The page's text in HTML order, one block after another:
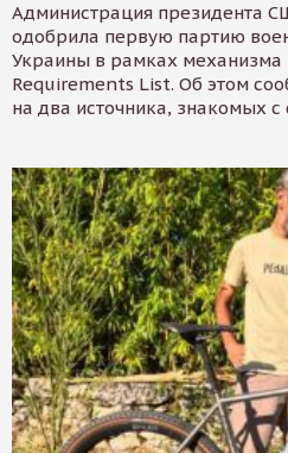
Администрация президента
одобрила первую партию
Украины в рамках
Requirements List. Об этом
на два источника, знакомых с